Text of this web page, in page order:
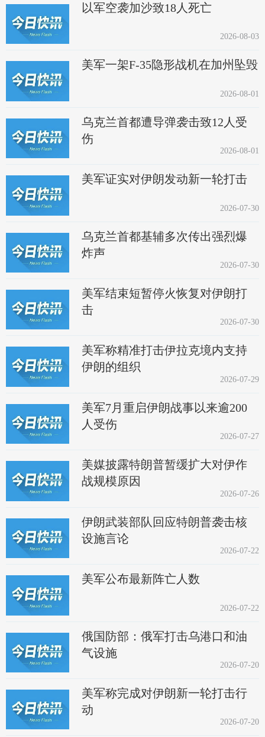
以军空袭加沙致18人死亡
2026-08-03
美军一架F-35隐形战机在加州坠毁
2026-08-01
乌克兰首都遭导弹袭击致12人受
伤
2026-08-01
美军证实对伊朗发动新一轮打击
2026-07-30
乌克兰首都基辅多次传出强烈爆
炸声
2026-07-30
美军结束短暂停火恢复对伊朗打
击
2026-07-30
美军称精准打击伊拉克境内支持
伊朗的组织
2026-07-29
美军7月重启伊朗战事以来逾200
人受伤
2026-07-27
美媒披露特朗普暂缓扩大对伊作
战规模原因
2026-07-26
伊朗武装部队回应特朗普袭击核
设施言论
2026-07-22
美军公布最新阵亡人数
2026-07-22
俄国防部：俄军打击乌港口和油
气设施
2026-07-20
美军称完成对伊朗新一轮打击行
动
2026-07-20